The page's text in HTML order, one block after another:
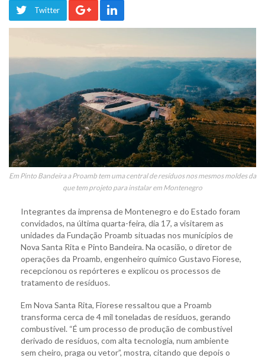
Twitter
Em Pinto Bandeira a Proamb tem uma central de resíduos nos mesmos moldes da
que tem projeto para instalar em Montenegro
Integrantes da imprensa de Montenegro e do Estado foram
convidados, na última quarta-feira, dia 17, a visitarem as
unidades da Fundação Proamb situadas nos municípios de
Nova Santa Rita e Pinto Bandeira. Na ocasião, o diretor de
operações da Proamb, engenheiro químico Gustavo Fiorese,
recepcionou os repórteres e explicou os processos de
tratamento de resíduos.
Em Nova Santa Rita, Fiorese ressaltou que a Proamb
transforma cerca de 4 mil toneladas de resíduos, gerando
combustível. “É um processo de produção de combustível
derivado de resíduos, com alta tecnologia, num ambiente
sem cheiro, praga ou vetor”, mostra, citando que depois o